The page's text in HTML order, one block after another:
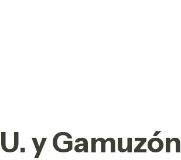
y Gamuzón